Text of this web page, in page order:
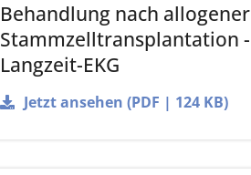
Behandlung nach allogener
Stammzelltransplantation -
Langzeit-EKG
Jetzt ansehen (PDF | 124 KB)